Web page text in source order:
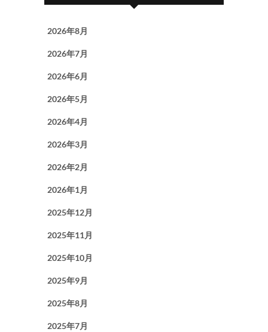
2026年8月
2026年7月
2026年6月
2026年5月
2026年4月
2026年3月
2026年2月
2026年1月
2025年12月
2025年11月
2025年10月
2025年9月
2025年8月
2025年7月